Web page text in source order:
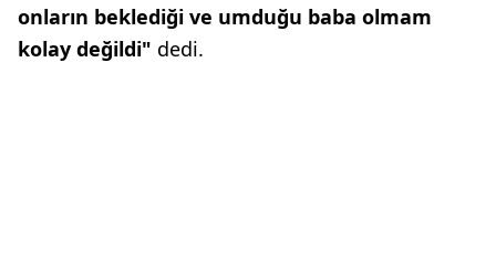
onların beklediği ve umduğu baba olmam
kolay değildi" dedi.